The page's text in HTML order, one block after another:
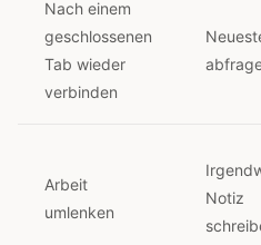
Nach einem
geschlossenen
Tab wieder
verbinden
Arbeit
umlenken
Notiz